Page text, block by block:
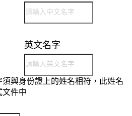
英文名字
與身份證上的姓名相符，此姓名
文件中